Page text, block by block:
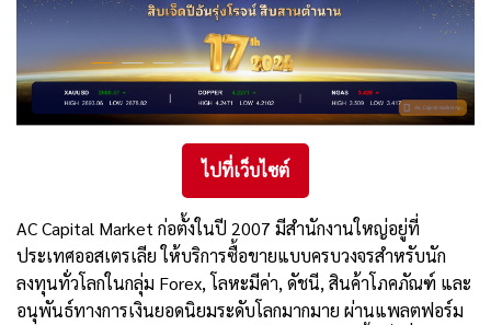
ไปที่เว็บไซต์
AC Capital Market ก่อตั้งในปี 2007 มีสำนักงานใหญ่อยู่ที่
ประเทศออสเตรเลีย ให้บริการซื้อขายแบบครบวงจรสำหรับนัก
ลงทุนทั่วโลกในกลุ่ม Forex, โลหะมีค่า, ดัชนี, สินค้าโภคภัณฑ์ และ
อนุพันธ์ทางการเงินยอดนิยมระดับโลกมากมาย ผ่านแพลตฟอร์ม